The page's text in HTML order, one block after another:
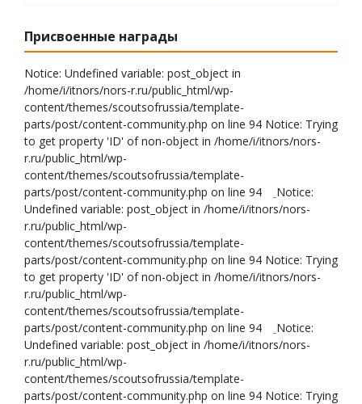
Присвоенные награды
Notice: Undefined variable: post_object in
/home/i/itnors/nors-r.ru/public_html/wp-
content/themes/scoutsofrussia/template-
parts/post/content-community.php on line 94 Notice: Trying
to get property 'ID' of non-object in /home/i/itnors/nors-
r.ru/public_html/wp-
content/themes/scoutsofrussia/template-
parts/post/content-community.php on line 94
Notice:
Undefined variable: post_object in /home/i/itnors/nors-
r.ru/public_html/wp-
content/themes/scoutsofrussia/template-
parts/post/content-community.php on line 94 Notice: Trying
to get property 'ID' of non-object in /home/i/itnors/nors-
r.ru/public_html/wp-
content/themes/scoutsofrussia/template-
parts/post/content-community.php on line 94
Notice:
Undefined variable: post_object in /home/i/itnors/nors-
r.ru/public_html/wp-
content/themes/scoutsofrussia/template-
parts/post/content-community.php on line 94 Notice: Trying